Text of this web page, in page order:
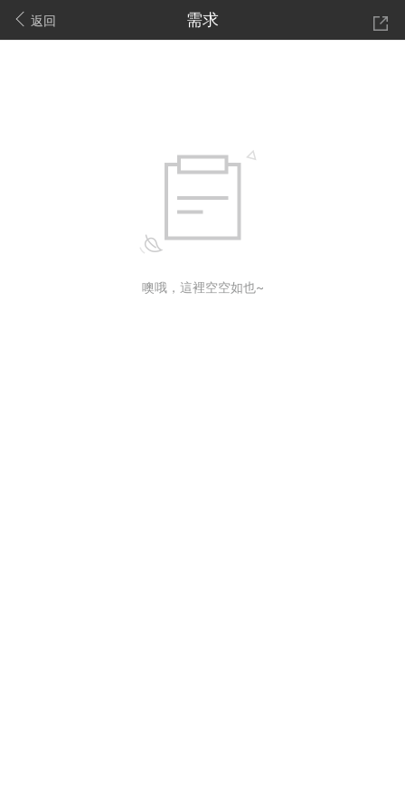
返回 需求
噢哦，這裡空空如也~